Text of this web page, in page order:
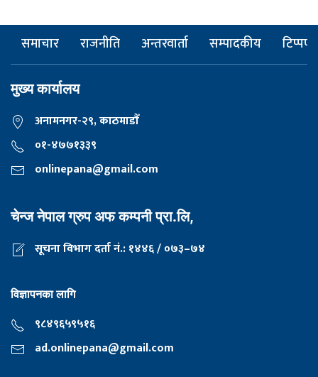
समाचार राजनीति अन्तरवार्ता सम्पादकीय टिप्पणी
मुख्य कार्यालय
अनामनगर-२९, काठमाडाैँ
०१-४७७१३३९
onlinepana@gmail.com
चेन्ज नेपाल ग्रुप अफ कम्पनी प्रा.लि,
सूचना विभाग दर्ता नं.: १४४६ / ०७३–७४
विज्ञापनका लागि
९८४९६५९५१६
ad.onlinepana@gmail.com